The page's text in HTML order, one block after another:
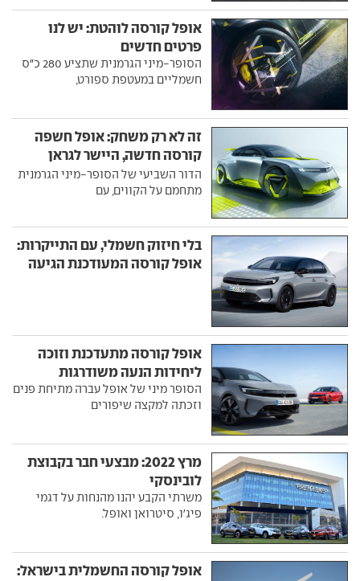
אופל קורסה לוהטת: יש לנו
פרטים חדשים
הסופר-מיני הגרמנית שתציע 280 כ"ס
חשמליים במעטפת ספורט,
זה לא רק משחק: אופל חשפה
קורסה חדשה, היישר לגראן
טוריזמו
הדור השביעי של הסופר-מיני הגרמנית
מתחמם על הקווים, עם
בלי חיזוק חשמלי, עם התייקרות:
אופל קורסה המעודכנת הגיעה
אופל קורסה מתעדכנת וזוכה
ליחידות הנעה משודרגות
הסופר מיני של אופל עברה מתיחת פנים
וזכתה למקצה שיפורים
מרץ 2022: מבצעי חבר בקבוצת
לובינסקי
משרתי הקבע יהנו מהנחות על דגמי
פיג'ו, סיטרואן ואופל.
אופל קורסה החשמלית בישראל: